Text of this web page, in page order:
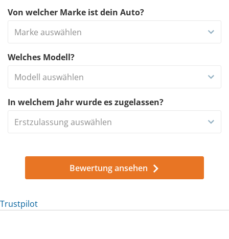
Von welcher Marke ist dein Auto?
Marke auswählen
Welches Modell?
Modell auswählen
In welchem Jahr wurde es zugelassen?
Erstzulassung auswählen
Bewertung ansehen
Trustpilot
Trustpilot